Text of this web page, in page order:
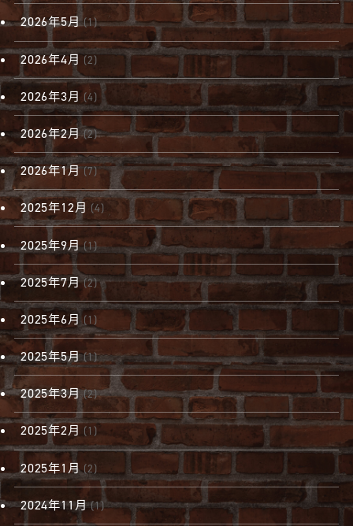
2026年5月(1)
2026年4月 (2)
2026年3月(4)
2026年2月(2)
2026年1月(7)
2025年12月 (4)
2025年9月(1)
2025年7月(2)
2025年6月 (1)
2025年5月(1)
2025年3月(2)
2025年2月 (1)
2025年1月(2)
2024年11月(1)